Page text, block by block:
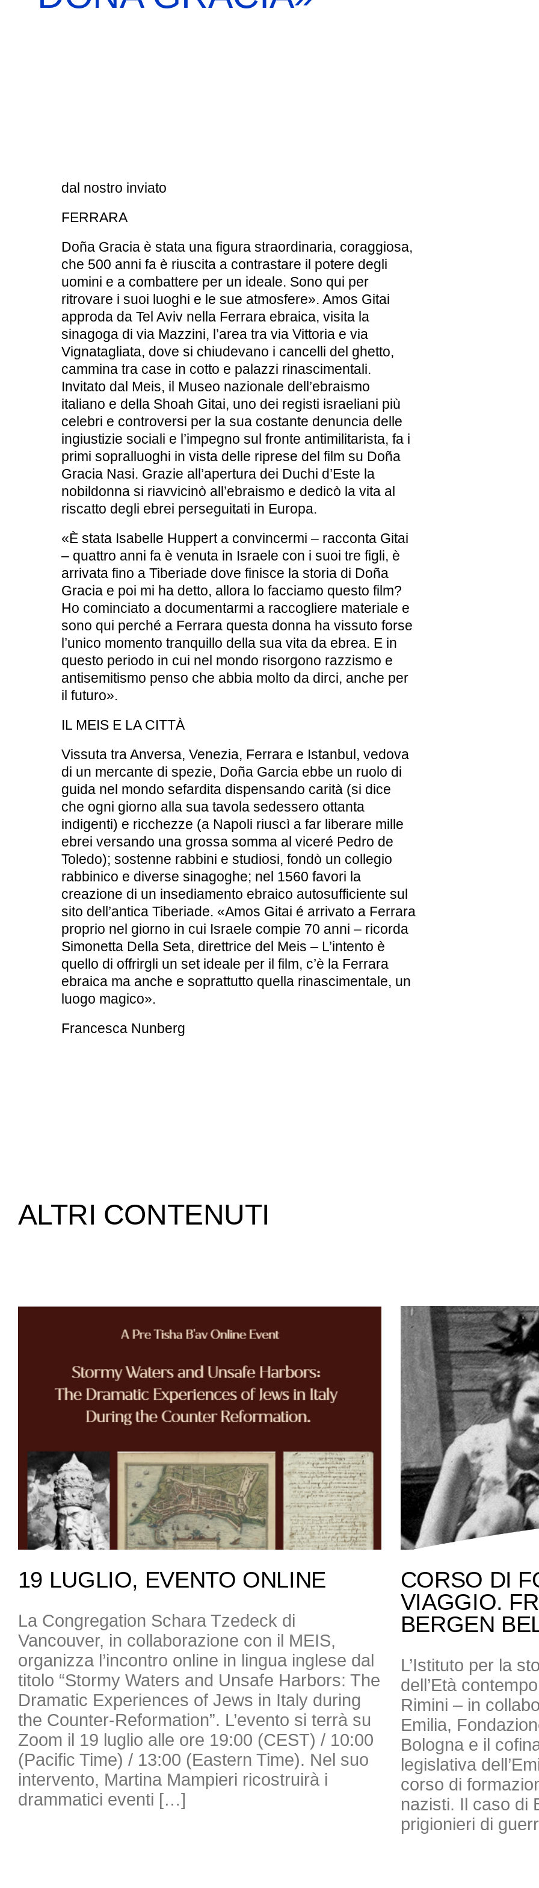
BOOKSHOP
CALENDARIO & FESTIVITÀ
OGGETTI & SIMBOLI
IL CICLO DELLA VITA
#ITALIAEBRAICA
dal nostro inviato
FERRARA
Doña Gracia è stata una figura straordinaria, coraggiosa,
che 500 anni fa è riuscita a contrastare il potere degli
uomini e a combattere per un ideale. Sono qui per
ritrovare i suoi luoghi e le sue atmosfere». Amos Gitai
approda da Tel Aviv nella Ferrara ebraica, visita la
sinagoga di via Mazzini, l’area tra via Vittoria e via
Vignatagliata, dove si chiudevano i cancelli del ghetto,
cammina tra case in cotto e palazzi rinascimentali.
Invitato dal Meis, il Museo nazionale dell’ebraismo
italiano e della Shoah Gitai, uno dei registi israeliani più
celebri e controversi per la sua costante denuncia delle
ingiustizie sociali e l’impegno sul fronte antimilitarista, fa i
primi sopralluoghi in vista delle riprese del film su Doña
Gracia Nasi. Grazie all’apertura dei Duchi d’Este la
nobildonna si riavvicinò all’ebraismo e dedicò la vita al
riscatto degli ebrei perseguitati in Europa.
«È stata Isabelle Huppert a convincermi – racconta Gitai
– quattro anni fa è venuta in Israele con i suoi tre figli, è
arrivata fino a Tiberiade dove finisce la storia di Doña
Gracia e poi mi ha detto, allora lo facciamo questo film?
Ho cominciato a documentarmi a raccogliere materiale e
sono qui perché a Ferrara questa donna ha vissuto forse
l’unico momento tranquillo della sua vita da ebrea. E in
questo periodo in cui nel mondo risorgono razzismo e
antisemitismo penso che abbia molto da dirci, anche per
il futuro».
IL MEIS E LA CITTÀ
Vissuta tra Anversa, Venezia, Ferrara e Istanbul, vedova
di un mercante di spezie, Doña Garcia ebbe un ruolo di
guida nel mondo sefardita dispensando carità (si dice
che ogni giorno alla sua tavola sedessero ottanta
indigenti) e ricchezze (a Napoli riuscì a far liberare mille
ebrei versando una grossa somma al viceré Pedro de
Toledo); sostenne rabbini e studiosi, fondò un collegio
rabbinico e diverse sinagoghe; nel 1560 favori la
creazione di un insediamento ebraico autosufficiente sul
sito dell’antica Tiberiade. «Amos Gitai é arrivato a Ferrara
proprio nel giorno in cui Israele compie 70 anni – ricorda
Simonetta Della Seta, direttrice del Meis – L’intento è
quello di offrirgli un set ideale per il film, c’è la Ferrara
ebraica ma anche e soprattutto quella rinascimentale, un
luogo magico».
Francesca Nunberg
ALTRI CONTENUTI
19 LUGLIO, EVENTO ONLINE
La Congregation Schara Tzedeck di
Vancouver, in collaborazione con il MEIS,
organizza l’incontro online in lingua inglese dal
titolo “Stormy Waters and Unsafe Harbors: The
Dramatic Experiences of Jews in Italy during
the Counter-Reformation”. L’evento si terrà su
Zoom il 19 luglio alle ore 19:00 (CEST) / 10:00
(Pacific Time) / 13:00 (Eastern Time). Nel suo
intervento, Martina Mampieri ricostruirà i
drammatici eventi […]
CORSO DI
VIAGGIO.
BERGEN
L’Istituto per la
dell’Età
Rimini – in
Emilia,
Bologna e il
legislativa
corso di
nazisti. Il caso di
prigionieri di